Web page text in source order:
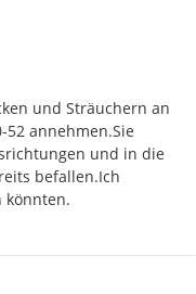
und Sträuchern an
annehmen.Sie
und in die
befallen.Ich
könnten.